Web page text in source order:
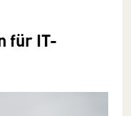
für IT-